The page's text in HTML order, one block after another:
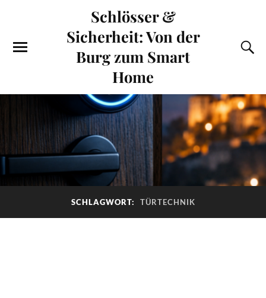
Schlösser &
Sicherheit: Von der
Burg zum Smart
Home
SCHLAGWORT: TÜRTECHNIK